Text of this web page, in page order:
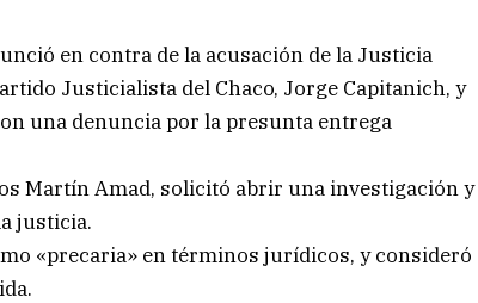
en contra de la acusación de la Justicia
Justicialista del Chaco, Jorge Capitanich, y
una denuncia por la presunta entrega
Martín Amad, solicitó abrir una investigación y
justicia.
«precaria» en términos jurídicos, y consideró